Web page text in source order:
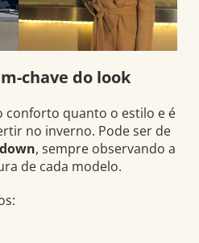
chave do look
conforto quanto o estilo e é
no inverno. Pode ser de
down, sempre observando a
de cada modelo.